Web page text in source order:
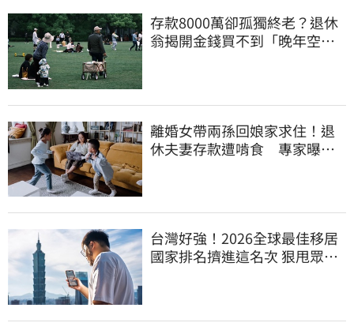
存款8000萬卻孤獨終老？退休
翁揭開金錢買不到「晚年空
離婚女帶兩孫回娘家求住！退
休夫妻存款遭啃食 專家曝這
台灣好強！2026全球最佳移居
國家排名擠進這名次 狠甩眾多